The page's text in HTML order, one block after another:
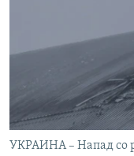
УКРАИНА – Напад со